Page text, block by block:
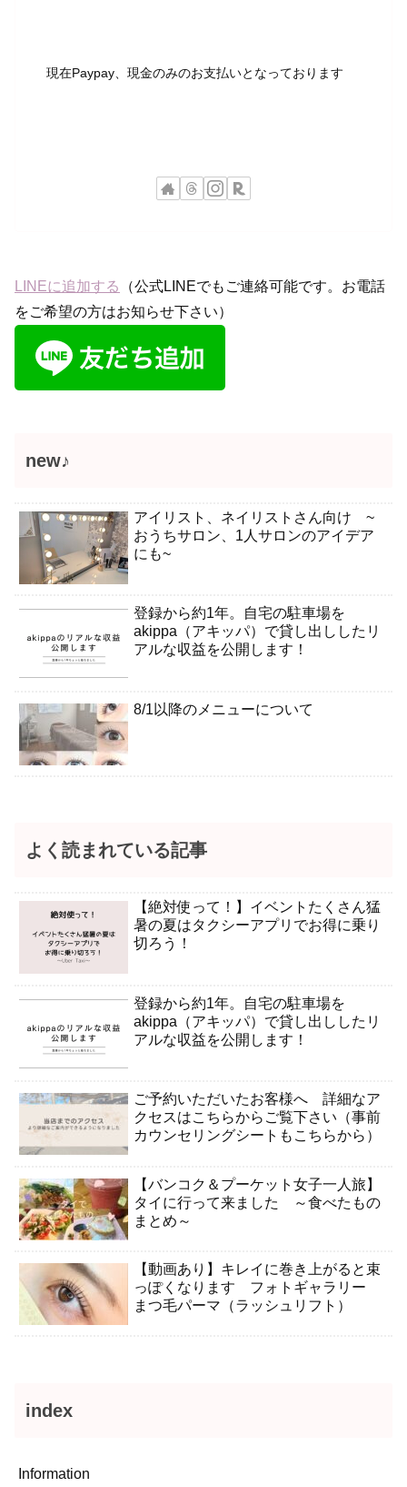
現在Paypay、現金のみのお支払いとなっております
LINEに追加する
（公式LINEでもご連絡可能です。お電話
をご希望の方はお知らせ下さい）
new♪
アイリスト、ネイリストさん向け ~
おうちサロン、1人サロンのアイデア
にも~
登録から約1年。自宅の駐車場を
akippa（アキッパ）で貸し出ししたリ
アルな収益を公開します！
8/1以降のメニューについて
よく読まれている記事
【絶対使って！】イベントたくさん猛
暑の夏はタクシーアプリでお得に乗り
切ろう！
登録から約1年。自宅の駐車場を
akippa（アキッパ）で貸し出ししたリ
アルな収益を公開します！
ご予約いただいたお客様へ 詳細なア
クセスはこちらからご覧下さい（事前
カウンセリングシートもこちらから）
【バンコク＆プーケット女子一人旅】
タイに行って来ました ～食べたもの
まとめ～
【動画あり】キレイに巻き上がると束
っぽくなります フォトギャラリー
まつ毛パーマ（ラッシュリフト）
index
Information